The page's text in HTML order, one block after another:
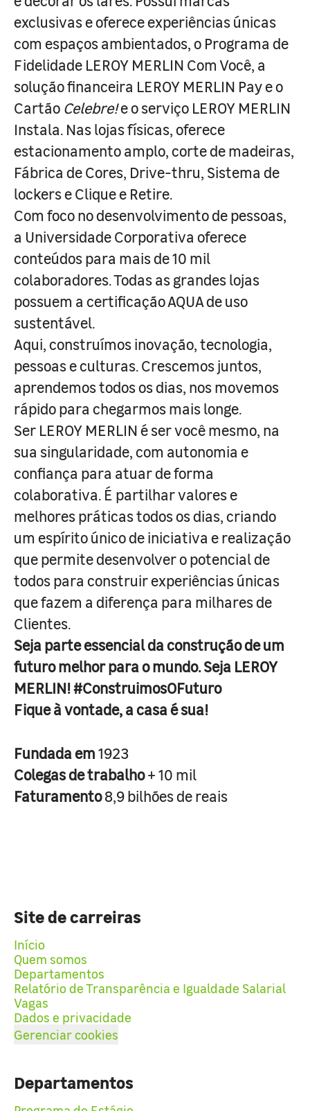
exclusivas e oferece experiências únicas
com espaços ambientados, o Programa de
Fidelidade LEROY MERLIN Com Você, a
solução financeira LEROY MERLIN Pay e o
Cartão Celebre!e o serviço LEROY MERLIN
Instala. Nas lojas físicas, oferece
estacionamento amplo, corte de madeiras,
Fábrica de Cores, Drive-thru, Sistema de
lockers e Clique e Retire.
Com foco no desenvolvimento de pessoas,
a Universidade Corporativa oferece
conteúdos para mais de 10 mil
colaboradores. Todas as grandes lojas
possuem a certificação AQUA de uso
sustentável.
Aqui, construímos inovação, tecnologia,
pessoas e culturas. Crescemos juntos,
aprendemos todos os dias, nos movemos
rápido para chegarmos mais longe.
Ser LEROY MERLIN é ser você mesmo, na
sua singularidade, com autonomia e
confiança para atuar de forma
colaborativa. É partilhar valores e
melhores práticas todos os dias, criando
um espírito único de iniciativa e realização
que permite desenvolver o potencial de
todos para construir experiências únicas
que fazem a diferença para milhares de
Clientes.
Seja parte essencial da construção de um
futuro melhor para o mundo. Seja LEROY
MERLIN! #ConstruimosOFuturo
Fique à vontade, a casa é sua!
Fundada em1923
Colegas de trabalho+ 10 mil
Faturamento8,9 bilhões de reais
Site de carreiras
Início
Quem somos
Departamentos
Relatório de Transparência e Igualdade Salarial
Vagas
Dados e privacidade
Gerenciar cookies
Departamentos